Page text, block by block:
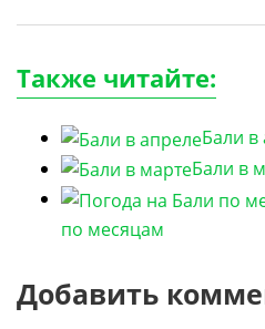
Также читайте:
Бали в
Бали в
по месяцам
Добавить